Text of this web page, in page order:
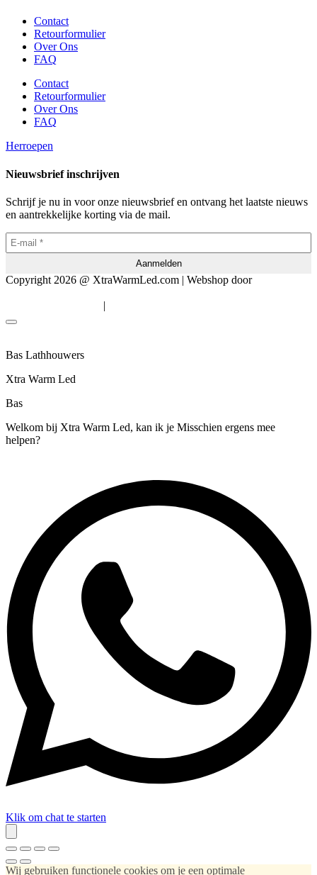
Contact
Retourformulier
Over Ons
FAQ
Contact
Retourformulier
Over Ons
FAQ
Herroepen
Nieuwsbrief inschrijven
Schrijf je nu in voor onze nieuwsbrief en ontvang het laatste nieuws
en aantrekkelijke korting via de mail.
Copyright 2026 @ XtraWarmLed.com | Webshop door
|
Bas Lathhouwers
Xtra Warm Led
Bas
Welkom bij Xtra Warm Led, kan ik je Misschien ergens mee
helpen?
Klik om chat te starten
Wij gebruiken functionele cookies om je een optimale